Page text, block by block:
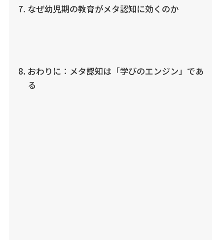
なぜ幼児期の教育がメタ認知に効くのか
おわりに：メタ認知は「学びのエンジン」であ
る